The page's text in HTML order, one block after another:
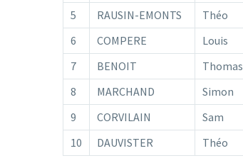
5
RAUSIN-EMONTS Théo
6
COMPERE Louis
7
BENOIT Thomas
8
MARCHAND Simon
9
CORVILAIN Sam
10
DAUVISTER Théo